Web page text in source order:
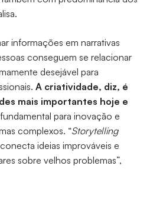
informações em narrativas
conseguem se relacionar
desejável para
A criatividade, diz, é
mais importantes hoje e
para inovação e
complexos. “Storytelling
ideias improváveis e
sobre velhos problemas”,